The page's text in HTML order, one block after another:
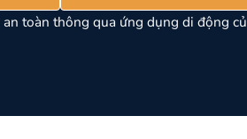
toàn thông qua ứng dụng di động